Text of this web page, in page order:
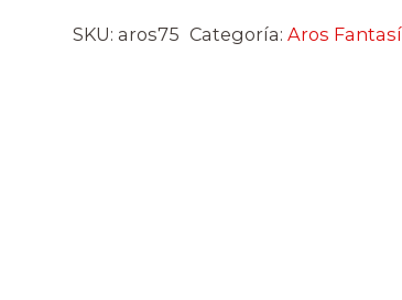
SKU: aros75 Categoría:Aros